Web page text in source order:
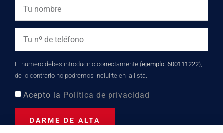
El numero debes introducirlo correctamente (ejemplo: 600111222),
de lo contrario no podremos incluirte en la lista.
Acepto la Política de privacidad
DARME DE ALTA